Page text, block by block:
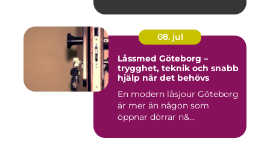
08. jul
Låssmed Göteborg –
trygghet, teknik och snabb
hjälp när det behövs
En modern låsjour Göteborg
är mer än någon som
öppnar dörrar n&...